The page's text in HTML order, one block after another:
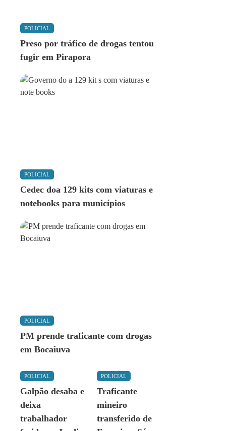
POLICIAL
Preso por tráfico de drogas tentou
fugir em Pirapora
POLICIAL
Cedec doa 129 kits com viaturas e
notebooks para municípios
POLICIAL
PM prende traficante com drogas
em Bocaiuva
POLICIAL
Galpão desaba e
deixa
trabalhador
POLICIAL
Traficante
mineiro
transferido de